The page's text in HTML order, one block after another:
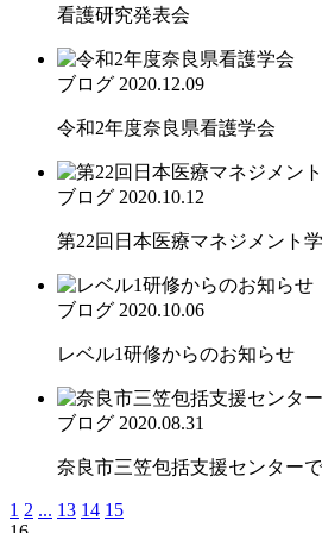
看護研究発表会
ブログ 2020.12.09
令和2年度奈良県看護学会
ブログ 2020.10.12
第22回日本医療マネジメント
ブログ 2020.10.06
レベル1研修からのお知らせ
ブログ 2020.08.31
奈良市三笠包括支援センター
1 2 ... 13 14 15